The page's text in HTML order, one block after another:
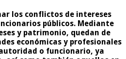
los conflictos de intereses
públicos. Mediante
y patrimonio, quedan de
económicas y profesionales
o funcionario, ya